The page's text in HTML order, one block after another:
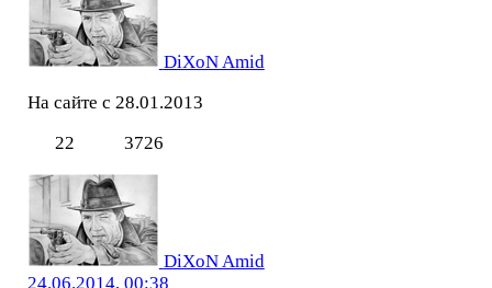
DiXoN Amid
На сайте с 28.01.2013
22
3726
DiXoN Amid
24.06.2014, 00:38